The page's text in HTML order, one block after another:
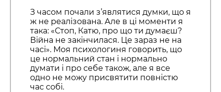
З часом почали з’являтися думки, що я
ж не реалізована. Але в ці моменти я
така: «Стоп, Катю, про що ти думаєш?
Війна не закінчилася. Це зараз не на
часі». Моя психологиня говорить, що
це нормальний стан і нормально
думати і про себе також, але я все
одно не можу присвятити повністю
час собі.